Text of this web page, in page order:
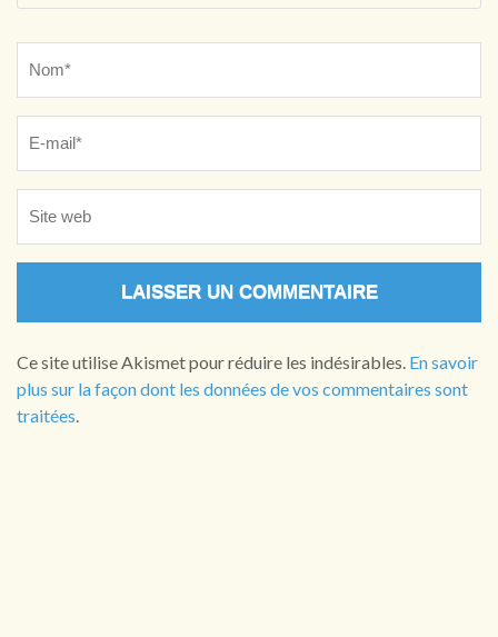
Ce site utilise Akismet pour réduire les indésirables. En savoir
plus sur la façon dont les données de vos commentaires sont
traitées